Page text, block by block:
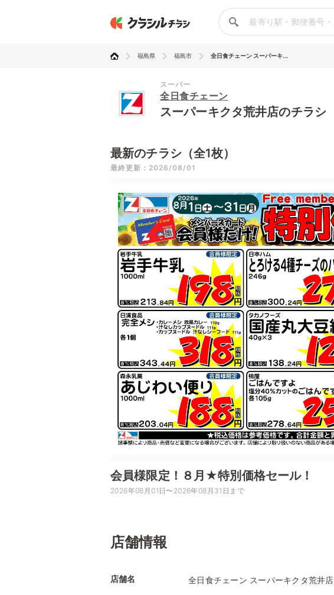
福島県 福島市 全日食チェーン スーパーキ...
スーパー
全日食チェーン
スーパーキクタ荒井店のチラシ
最新のチラシ（全1枚）
最終更新：2026/08/01
会員様限定！８月★特別価格セール！
2026年08月01日〜2026年08月31日まで
店舗情報
店舗名 全日食チェーン スーパーキクタ荒井店